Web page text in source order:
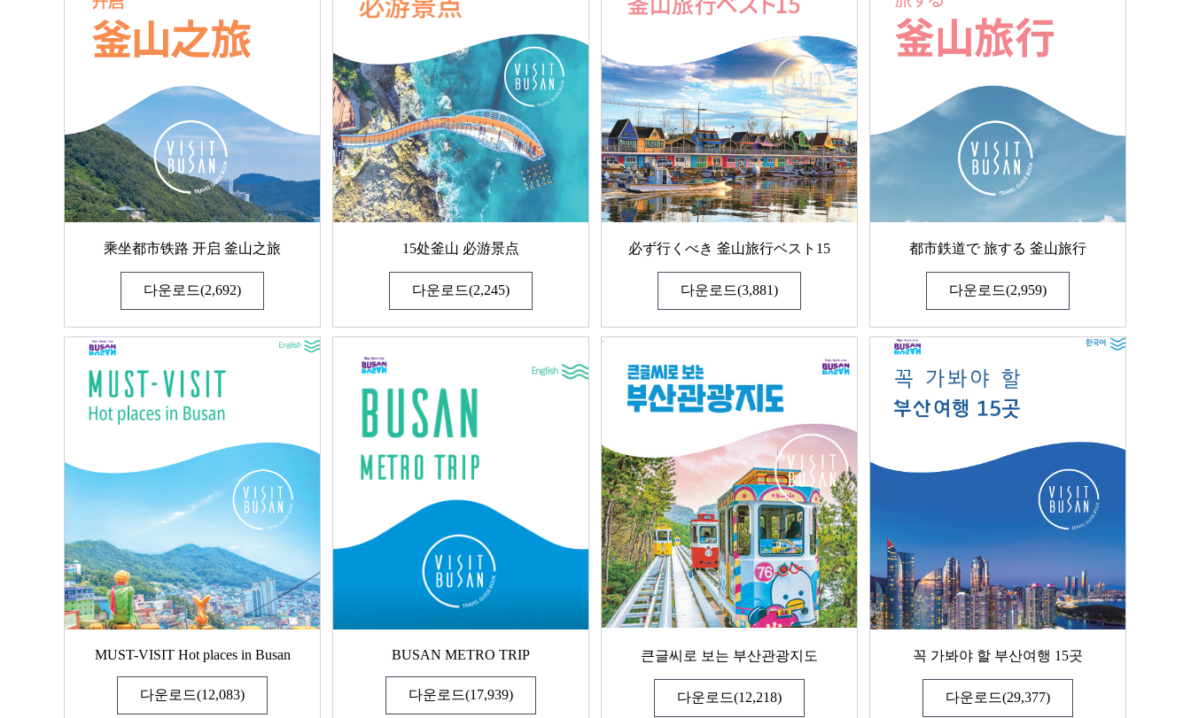
乘坐都市铁路 开启 釜山之旅
다운로드(2,692)
15处釜山 必游景点
다운로드(2,245)
必ず行くべき 釜山旅行ベスト15
다운로드(3,881)
都市鉄道で 旅する 釜山旅行
다운로드(2,959)
MUST-VISIT Hot places in Busan
다운로드(12,083)
BUSAN METRO TRIP
다운로드(17,939)
큰글씨로 보는 부산관광지도
다운로드(12,218)
꼭 가봐야 할 부산여행 15곳
다운로드(29,377)